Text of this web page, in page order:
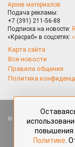
Архив материалов
Подача рекламы:
+7 (391) 211-56-88
Подписка на новости:
«Красраб» в соцсетях:
Карта сайта
Все новости
Правила общения
Политика
Все права
«Красраб.ру»
и читателями,
частичное
повышения
Политике .